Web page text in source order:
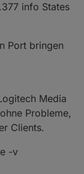
info States
Port bringen
Media
Probleme,
Clients.
-v